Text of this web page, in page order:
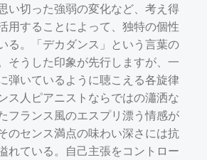
い切った強弱の変化など、考え得
用することによって、独特の個性
る。「デカダンス」という言葉の
そうした印象が先行しますが、一
弾いているように聴こえる各旋律
ス人ピアニストならではの瀟洒な
フランス風のエスプリ漂う情感が
のセンス満点の味わい深さには抗
れている。自己主張をコントロー